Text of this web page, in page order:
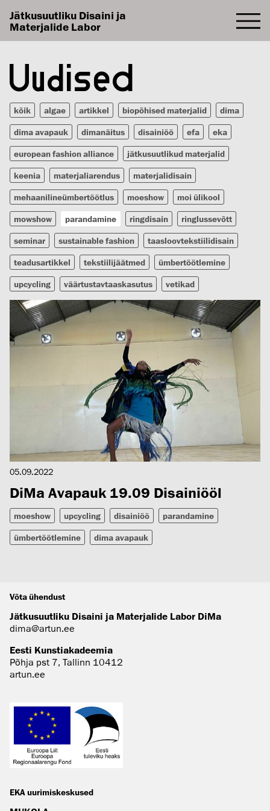
Jätkusuutliku Disaini ja
Materjalide Labor
Uudised
kõik algae artikkel biopõhised materjalid dima
dima avapauk dimanäitus disainiöö efa eka
european fashion alliance jätkusuutlikud materjalid
keenia materjaliarendus materjalidisain
mehaanilineümbertöötlus moeshow moi ülikool
mowshow parandamine ringdisain ringlussevõtt
seminar sustainable fashion taasloovtekstiilidisain
teadusartikkel tekstiilijäätmed ümbertöötlemine
upcycling väärtustavtaaskasutus vetikad
05.09.2022
DiMa Avapauk 19.09 Disainiööl
moeshow upcycling disainiöö parandamine
ümbertöötlemine dima avapauk
Võta ühendust
Jätkusuutliku Disaini ja Materjalide Labor DiMa
dima@artun.ee
Eesti Kunstiakadeemia
Põhja pst 7, Tallinn 10412
artun.ee
EKA uurimiskeskused